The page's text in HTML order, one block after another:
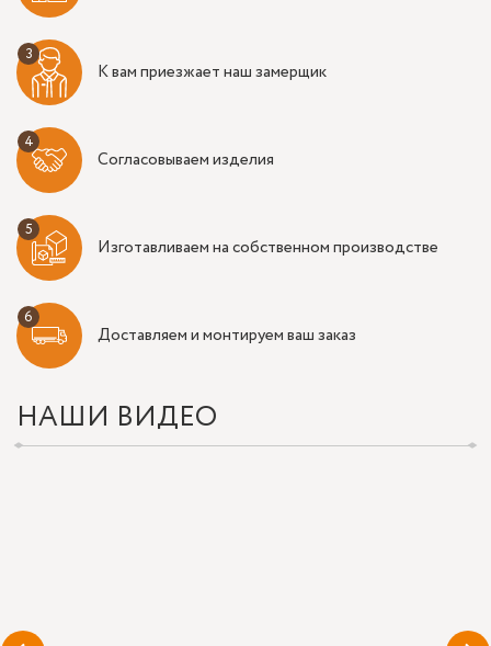
К вам приезжает наш замерщик
Согласовываем изделия
Изготавливаем на собственном производстве
Доставляем и монтируем ваш заказ
НАШИ ВИДЕО